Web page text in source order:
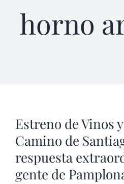
horno
Estreno de Vinos
Camino de
respuesta
gente de